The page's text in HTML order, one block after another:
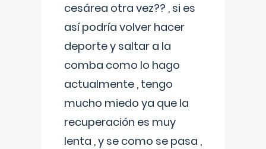
cesárea otra vez?? , si es
así podría volver hacer
deporte y saltar a la
comba como lo hago
actualmente , tengo
mucho miedo ya que la
recuperación es muy
lenta , y se como se pasa ,